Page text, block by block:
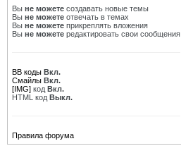
Вы не можете создавать новые темы
Вы не можете отвечать в темах
Вы не можете прикреплять вложения
Вы не можете редактировать свои сообщения
BB коды Вкл.
Смайлы Вкл.
[IMG] код Вкл.
HTML код Выкл.
Правила форума